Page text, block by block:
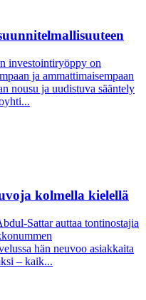
investointiryöppy on
ja ammattimaisempaan
nousu ja uudistuva sääntely
kolmella kielellä
Sattar auttaa tontinostajia
hän neuvoo asiakkaita
– kaik...